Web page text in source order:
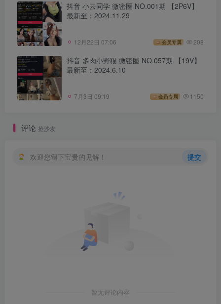
抖音 小云同学 微密圈 NO.001期 【2P6V】
最新至：2024.11.29
12月22日 07:06 会员专属 208
抖音 多肉小野猫 微密圈 NO.057期 【19V】
最新至：2024.6.10
7月3日 09:19 会员专属 1150
评论 抢沙发
欢迎您留下宝贵的见解！ 提交
暂无评论内容